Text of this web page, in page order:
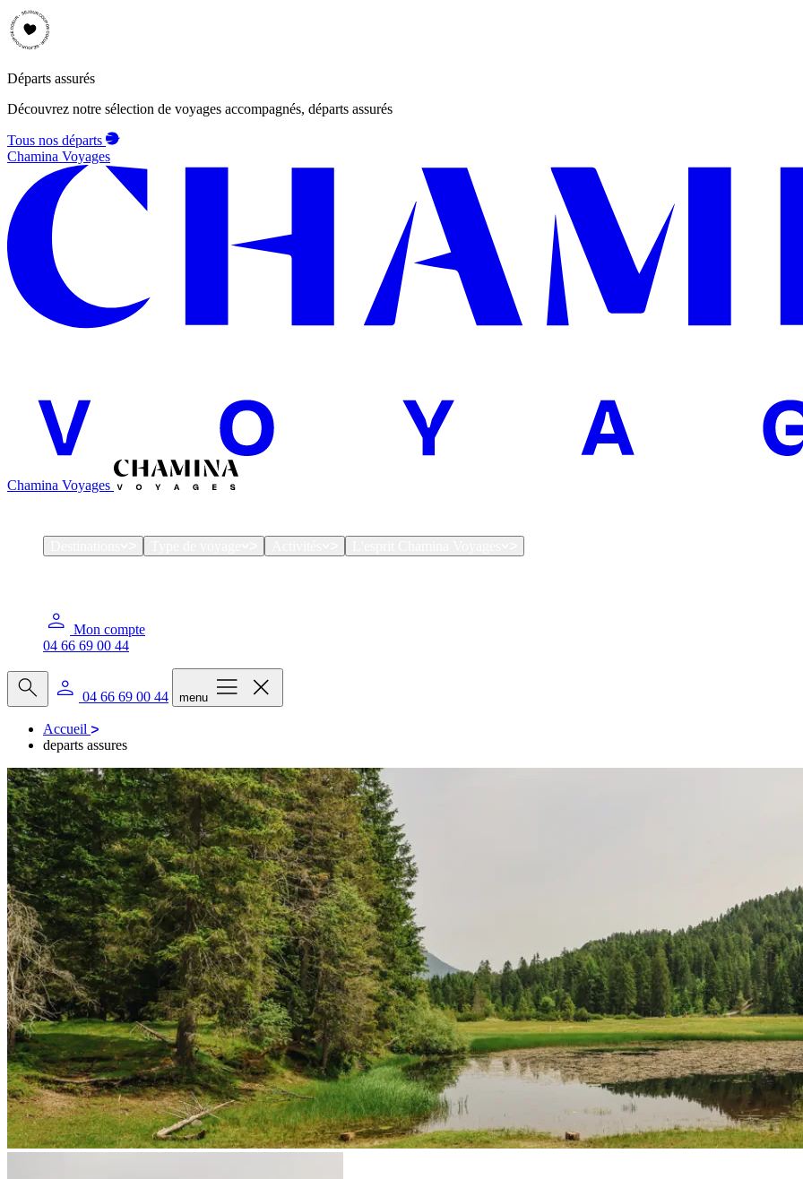
Départs assurés
Découvrez notre sélection de voyages accompagnés, départs assurés
Tous nos départs
Chamina Voyages
Chamina Voyages
Mon compte
04 66 69 00 44
04 66 69 00 44 menu
Accueil
departs assures